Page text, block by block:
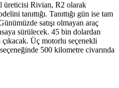
Rivian, R2 olarak
tanıttığı. Tanıttığı gün ise tam
satışı olmayan araç
sürülecek. 45 bin dolardan
çıkacak. Üç motorlu seçenekli
500 kilometre civarında